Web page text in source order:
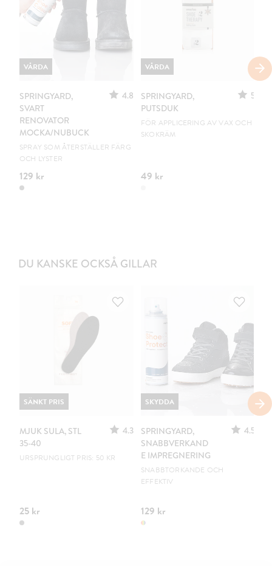
SPRINGYARD,
SVART
RENOVATOR
MOCKA/NUBUCK
4.8
SPRAY SOM ÅTERSTÄLLER FÄRG
OCH LYSTER
129 kr
VÅRDA
SPRINGYARD,
PUTSDUK
5
FÖR APPLICERING AV VAX OCH
SKOKRÄM
49 kr
VÅRDA
DU KANSKE OCKSÅ GILLAR
MJUK SULA, STL
35-40
4.3
URSPRUNGLIGT PRIS: 50 KR
25 kr
SÄNKT PRIS
SPRINGYARD,
SNABBVERKAND
E IMPREGNERING
4.5
SNABBTORKANDE OCH
EFFEKTIV
129 kr
SKYDDA